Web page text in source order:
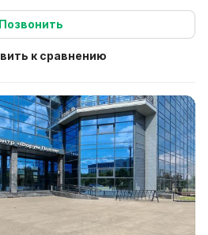
Позвонить
к сравнению